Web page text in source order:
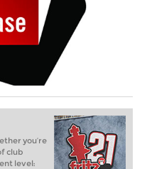
you’re
club
level: